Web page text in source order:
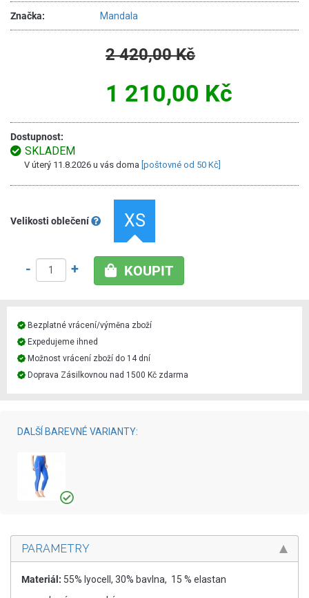
Značka: Mandala
2 420,00 Kč
1 210,00 Kč
Dostupnost:
SKLADEM
V úterý 11.8.2026 u vás doma [poštovné od 50 Kč]
Velikosti oblečení XS
- + KOUPIT
Bezplatné vrácení/výměna zboží
Expedujeme ihned
Možnost vrácení zboží do 14 dní
Doprava Zásilkovnou nad 1500 Kč zdarma
DALŠÍ BAREVNÉ VARIANTY:
PARAMETRY
Materiál: 55% lyocell, 30% bavlna, 15 % elastan